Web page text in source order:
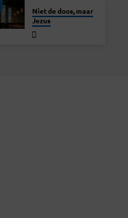
Niet de doos, maar
Jezus